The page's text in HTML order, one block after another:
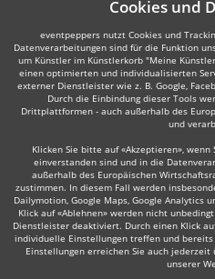
Cookies und
eventpeppers nutzt Cookies und
Datenverarbeitungen sind für die Funktion
um Künstler im Künstlerkorb "Meine
einen optimierten und individualisierten
externer Dienstleister wie z. B. Google,
Durch die Einbindung dieser Tools
Drittplattformen - auch außerhalb des
und
Klicken Sie bitte auf «Akzeptieren»,
einverstanden sind und in die
außerhalb des Europäischen
zustimmen. In diesem Fall werden
Dailymotion, Google Maps, Google Analytics
Klick auf «Ablehnen» werden nicht
Dienstleister deaktiviert. Durch einen Klick
individuelle Einstellungen treffen und
Einstellungen erreichen Sie auch
unserer